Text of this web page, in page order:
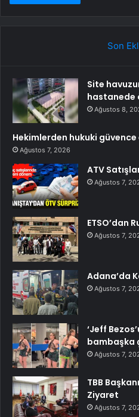
Son
Site
hastanede
Ağustos 8,
Hekimlerden hukuki güvence
Ağustos 7, 2026
ATV
Ağustos 7,
ETSO’dan
Ağustos 7,
Adana’da
Ağustos 7,
‘Jeff
bambaşka
Ağustos 7,
TBB
Ziyaret
Ağustos 7,